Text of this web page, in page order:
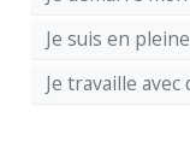
Je suis en
Je travaille